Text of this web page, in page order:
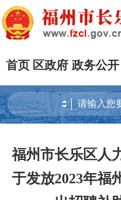
首页 区政府 政务公开
福州市长乐区人
于发放2023年福